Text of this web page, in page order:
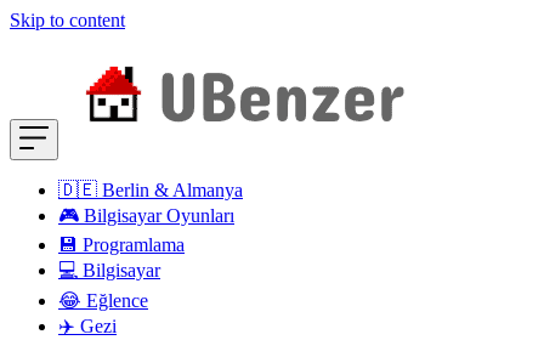
Skip to content
🇩🇪 Berlin & Almanya
🎮 Bilgisayar Oyunları
💾 Programlama
💻 Bilgisayar
😂 Eğlence
✈️ Gezi